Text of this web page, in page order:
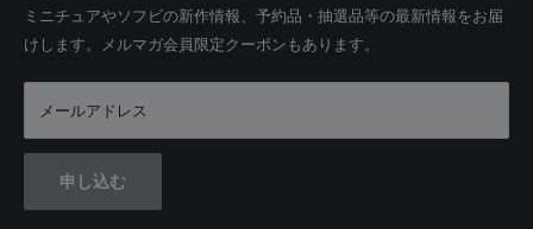
営業日：月-金 10:00-17:00
土・日・祝休み
利用規約
特定商取引法に基づく記載
お問い合わせ
ケンエレファントコーポレートサイト
ミニチュアやソフビの新作情報、予約品・抽選品等の最新情報をお届
けします。メルマガ会員限定クーポンもあります。
メールアドレス
申し込む